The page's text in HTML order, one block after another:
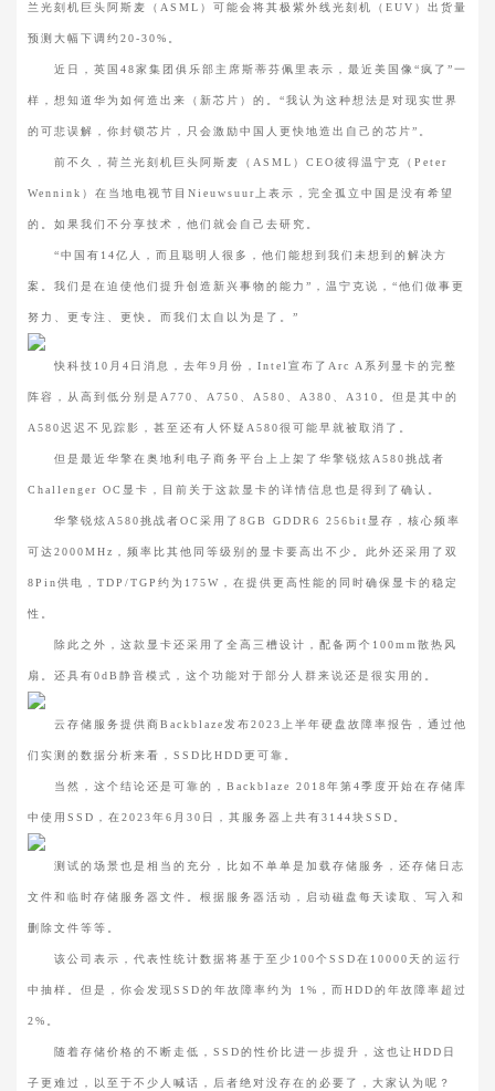
兰光刻机巨头阿斯麦（ASML）可能会将其极紫外线光刻机（EUV）出货量
预测大幅下调约20-30%。
近日，英国48家集团俱乐部主席斯蒂芬佩里表示，最近美国像“疯了”一
样，想知道华为如何造出来（新芯片）的。“我认为这种想法是对现实世界
的可悲误解，你封锁芯片，只会激励中国人更快地造出自己的芯片”。
前不久，荷兰光刻机巨头阿斯麦（ASML）CEO彼得温宁克（Peter
Wennink）在当地电视节目Nieuwsuur上表示，完全孤立中国是没有希望
的。如果我们不分享技术，他们就会自己去研究。
“中国有14亿人，而且聪明人很多，他们能想到我们未想到的解决方
案。我们是在迫使他们提升创造新兴事物的能力”，温宁克说，“他们做事更
努力、更专注、更快。而我们太自以为是了。”
快科技10月4日消息，去年9月份，Intel宣布了Arc A系列显卡的完整
阵容，从高到低分别是A770、A750、A580、A380、A310。但是其中的
A580迟迟不见踪影，甚至还有人怀疑A580很可能早就被取消了。
但是最近华擎在奥地利电子商务平台上上架了华擎锐炫A580挑战者
Challenger OC显卡，目前关于这款显卡的详情信息也是得到了确认。
华擎锐炫A580挑战者OC采用了8GB GDDR6 256bit显存，核心频率
可达2000MHz，频率比其他同等级别的显卡要高出不少。此外还采用了双
8Pin供电，TDP/TGP约为175W，在提供更高性能的同时确保显卡的稳定
性。
除此之外，这款显卡还采用了全高三槽设计，配备两个100mm散热风
扇。还具有0dB静音模式，这个功能对于部分人群来说还是很实用的。
云存储服务提供商Backblaze发布2023上半年硬盘故障率报告，通过他
们实测的数据分析来看，SSD比HDD更可靠。
当然，这个结论还是可靠的，Backblaze 2018年第4季度开始在存储库
中使用SSD，在2023年6月30日，其服务器上共有3144块SSD。
测试的场景也是相当的充分，比如不单单是加载存储服务，还存储日志
文件和临时存储服务器文件。根据服务器活动，启动磁盘每天读取、写入和
删除文件等等。
该公司表示，代表性统计数据将基于至少100个SSD在10000天的运行
中抽样。但是，你会发现SSD的年故障率约为 1%，而HDD的年故障率超过
2%。
随着存储价格的不断走低，SSD的性价比进一步提升，这也让HDD日
子更难过，以至于不少人喊话，后者绝对没存在的必要了，大家认为呢？